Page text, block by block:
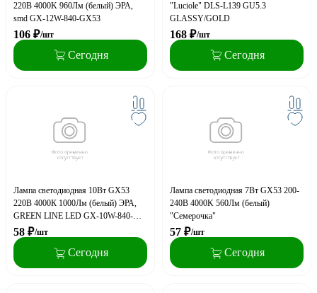
220В 4000K 960Лм (белый) ЭРА,
smd GX-12W-840-GX53
106 ₽/шт
Сегодня
"Luciole" DLS-L139 GU5.3
GLASSY/GOLD
168 ₽/шт
Сегодня
Лампа светодиодная 10Вт GX53
220В 4000К 1000Лм (белый) ЭРА,
GREEN LINE LED GX-10W-840-
GX53 GL
58 ₽/шт
Сегодня
Лампа светодиодная 7Вт GX53 200-
240В 4000K 560Лм (белый)
"Семерочка"
57 ₽/шт
Сегодня